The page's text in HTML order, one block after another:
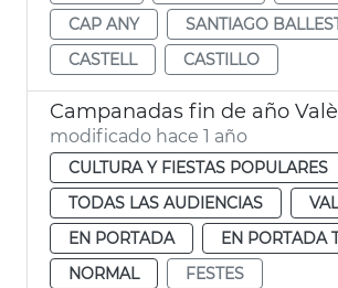
CAP ANY
SANTIAGO
CASTELL
CASTILLO
Campanadas fin de año
modificado hace 1 año
CULTURA Y FIESTAS POPULARES
TODAS LAS AUDIENCIAS
EN PORTADA
EN PORTADA
NORMAL
FESTES